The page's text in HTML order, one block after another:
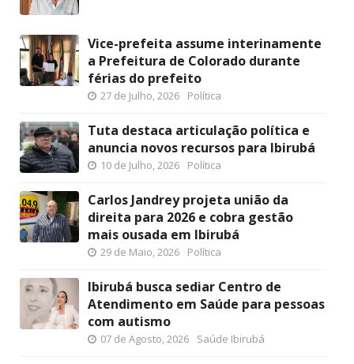
Vice-prefeita assume interinamente
a Prefeitura de Colorado durante
férias do prefeito
27 de Julho, 2026 Política
Tuta destaca articulação política e
anuncia novos recursos para Ibirubá
10 de Julho, 2026 Política
Carlos Jandrey projeta união da
direita para 2026 e cobra gestão
mais ousada em Ibirubá
29 de Maio, 2026 Política
Ibirubá busca sediar Centro de
Atendimento em Saúde para pessoas
com autismo
07 de Agosto, 2026 Saúde Ibirubá